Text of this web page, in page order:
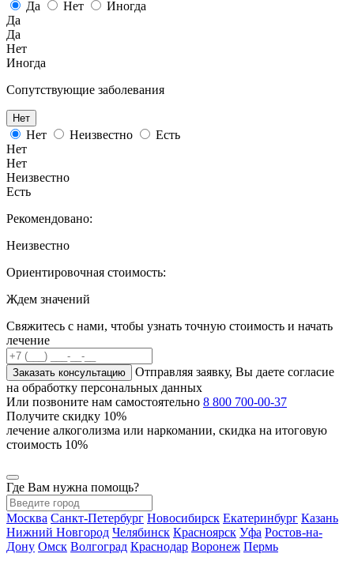
Да Нет
Иногда
Да
Да
Нет
Иногда
Сопутствующие заболевания
Нет
Нет Неизвестно
Есть
Нет
Нет
Неизвестно
Есть
Рекомендовано:
Неизвестно
Ориентировочная стоимость:
Ждем значений
Свяжитесь с нами, чтобы узнать точную стоимость и начать
лечение
Заказать консультацию
Отправляя заявку, Вы даете согласие
на обработку персональных данных
Или позвоните нам самостоятельно 8 800 700-00-37
Получите скидку 10%
лечение алкоголизма или наркомании, скидка на итоговую
стоимость 10%
Где Вам нужна помощь?
Москва Санкт-Петербург Новосибирск Екатеринбург Казань
Нижний Новгород Челябинск Красноярск Уфа Ростов-на-
Дону Омск Волгоград Краснодар Воронеж Пермь